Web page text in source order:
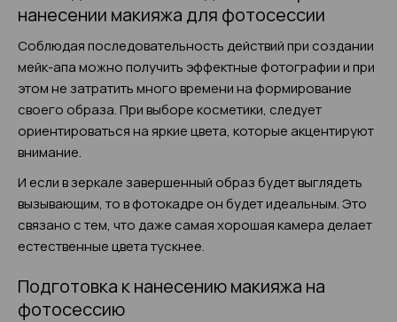
нанесении макияжа для фотосессии
Соблюдая последовательность действий при создании
мейк-апа можно получить эффектные фотографии и при
этом не затратить много времени на формирование
своего образа. При выборе косметики, следует
ориентироваться на яркие цвета, которые акцентируют
внимание.
И если в зеркале завершенный образ будет выглядеть
вызывающим, то в фотокадре он будет идеальным. Это
связано с тем, что даже самая хорошая камера делает
естественные цвета тускнее.
Подготовка к нанесению макияжа на
фотосессию